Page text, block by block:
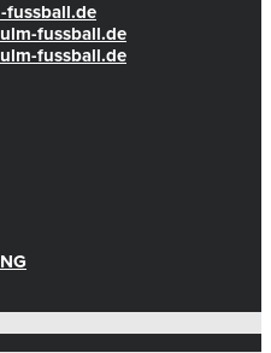
fussball.de
fussball.de
fussball.de